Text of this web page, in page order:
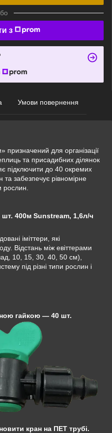
з
Умови повернення
для організації
та присадибних ділянок
підключити до 40 окремих
забезпечує рівномірне
рослин.
шт. 400м Sunstream, 1,6л/ч
іміттери, які
Відстань між евіттерами
10, 15, 30, 40, 50 см),
під різні типи рослин і
гайкою — 40 шт.
кран на ПЕТ трубі.